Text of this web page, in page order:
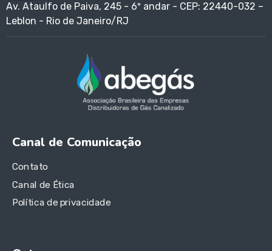
Av. Ataulfo de Paiva, 245 - 6º andar - CEP: 22440-032 –
Leblon - Rio de Janeiro/RJ
Canal de Comunicação
Contato
Canal de Ética
Política de privacidade